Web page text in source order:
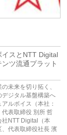
イスとNTT Digital
ツ流通プラット
未来を切り拓く、
ジタル基盤構築へ
ルボイス（本社：
表取締役 別所 哲
社NTT Digital（本
代表取締役社長 濱